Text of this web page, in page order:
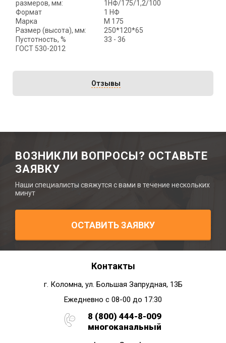
размеров, мм:
1НФ/175/1,2/100
Формат
1 НФ
Марка
М 175
Размер (высота), мм:
250*120*65
Пустотность, %
33 - 36
ГОСТ 530-2012
Отзывы
ВОЗНИКЛИ ВОПРОСЫ? ОСТАВЬТЕ
ЗАЯВКУ
Наши специалисты свяжутся с вами в течение нескольких
минут
ОСТАВИТЬ ЗАЯВКУ
Контакты
г. Коломна, ул. Большая Запрудная, 13Б
Ежедневно с 08-00 до 17:30
8 (800) 444-8-009
многоканальный